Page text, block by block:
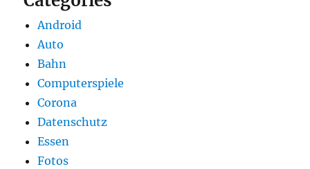
Android
Auto
Bahn
Computerspiele
Corona
Datenschutz
Essen
Fotos